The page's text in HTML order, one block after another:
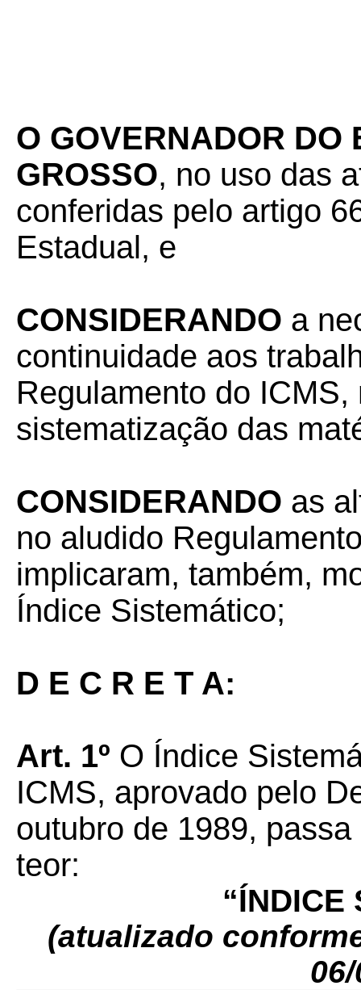
O GOVERNADOR DO
GROSSO, no uso das
conferidas pelo artigo
Estadual, e
CONSIDERANDO a
continuidade aos
Regulamento do
sistematização das
CONSIDERANDO as
no aludido
implicaram, também,
Índice Sistemático;
D E C R E T A:
Art. 1º O Índice
ICMS, aprovado pelo
outubro de 1989,
teor:
“ÍNDICE
(atualizado